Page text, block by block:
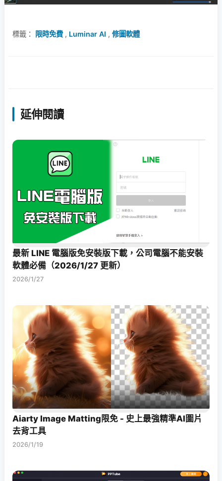
標籤： 限時免費 , Luminar AI , 修圖軟體
延伸閱讀
最新 LINE 電腦版免安裝版下載，公司電腦不能安裝
軟體必備（2026/1/27 更新）
2026/1/27
Aiarty Image Matting限免 - 史上最強精準AI圖片
去背工具
2026/1/19